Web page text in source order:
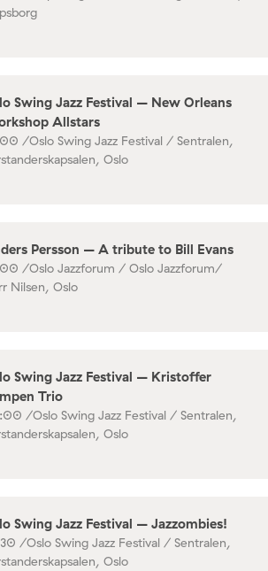
Swing Jazz Festival – New Orleans
Allstars
/Oslo Swing Jazz Festival / Sentralen,
Oslo
Persson – A tribute to Bill Evans
/Oslo Jazzforum / Oslo Jazzforum/
Nilsen, Oslo
Swing Jazz Festival – Kristoffer
Trio
/Oslo Swing Jazz Festival / Sentralen,
Oslo
Swing Jazz Festival – Jazzombies!
/Oslo Swing Jazz Festival / Sentralen,
Oslo